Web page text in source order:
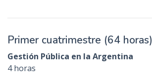
Primer cuatrimestre (64 horas)
Gestión Pública en la Argentina
4 horas